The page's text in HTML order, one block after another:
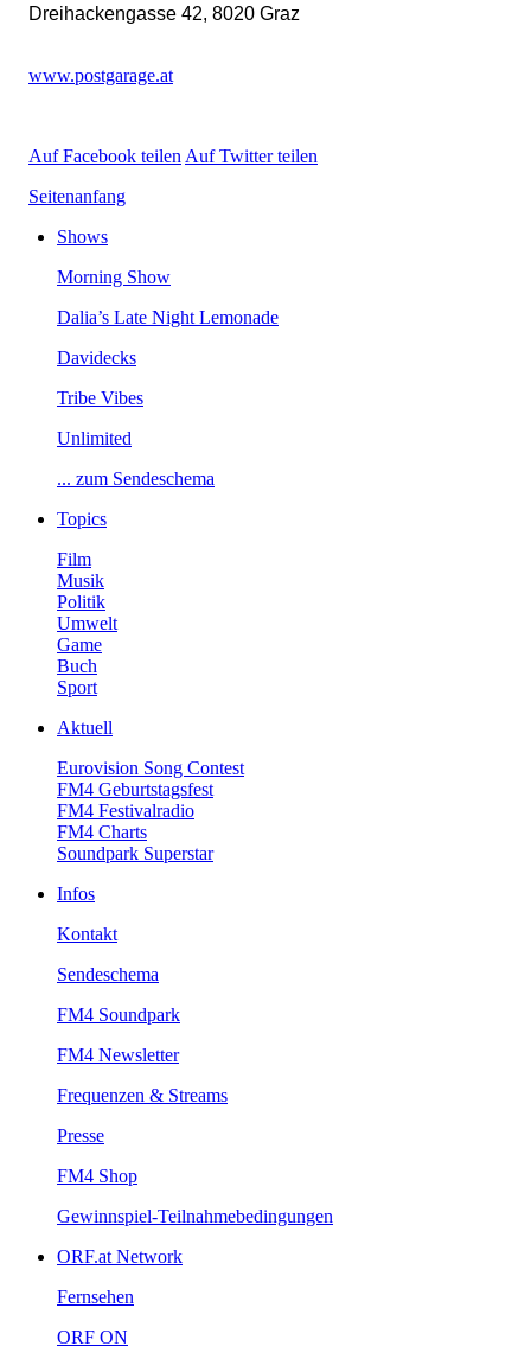
Dreihackengasse42,8020Graz
www.postgarage.at
AufFacebookteilenAufTwitterteilen
Seitenanfang
Shows
MorningShow
Dalia’sLateNightLemonade
Davidecks
TribeVibes
Unlimited
...zumSendeschema
Topics
Film
Musik
Politik
Umwelt
Game
Buch
Sport
Aktuell
EurovisionSongContest
FM4Geburtstagsfest
FM4Festivalradio
FM4Charts
SoundparkSuperstar
Infos
Kontakt
Sendeschema
FM4Soundpark
FM4Newsletter
Frequenzen&Streams
Presse
FM4Shop
Gewinnspiel-Teilnahmebedingungen
ORF.atNetwork
Fernsehen
ORFON